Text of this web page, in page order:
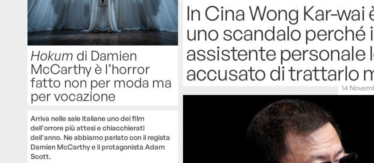
Hokum di Damien
McCarthy è l’horror
fatto non per moda ma
per vocazione
Arriva nelle sale italiane uno dei film
dell'orrore più attesi e chiacchierati
dell'anno. Ne abbiamo parlato con il regista
Damien McCarthy e il protagonista Adam
Scott.
In Cina Wong Kar-wai
uno scandalo perché
assistente personale
accusato di trattarlo
14